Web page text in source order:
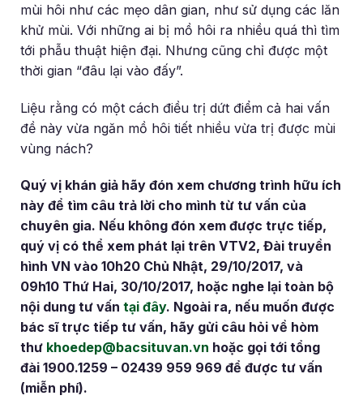
mùi hôi như các mẹo dân gian, như sử dụng các lăn
khử mùi. Với những ai bị mồ hôi ra nhiều quá thì tìm
tới phẫu thuật hiện đại. Nhưng cũng chỉ được một
thời gian “đâu lại vào đấy”.
Liệu rằng có một cách điều trị dứt điểm cả hai vấn
đề này vừa ngăn mồ hôi tiết nhiều vừa trị được mùi
vùng nách?
Quý vị khán giả hãy đón xem chương trình hữu ích
này để tìm câu trả lời cho mình từ tư vấn của
chuyên gia. Nếu không đón xem được trực tiếp,
quý vị có thể xem phát lại trên VTV2, Đài truyền
hình VN vào 10h20 Chủ Nhật, 29/10/2017, và
09h10 Thứ Hai, 30/10/2017, hoặc nghe lại toàn bộ
nội dung tư vấntại đây. Ngoài ra, nếu muốn được
bác sĩ trực tiếp tư vấn, hãy gửi câu hỏi về hòm
thư khoedep@bacsituvan.vn hoặc gọi tới tổng
đài 1900.1259 – 02439 959 969 để được tư vấn
(miễn phí).